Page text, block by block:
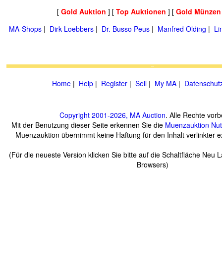
[ Gold Auktion ] [ Top Auktionen ] [ Gold
MA-Shops | Dirk Loebbers | Dr. Busso Peus | Manfred Olding |
Home | Help | Register | Sell | My MA |
Copyright 2001-2026, MA Auction. Alle Rechte
Mit der Benutzung dieser Seite erkennen Sie die Muenzauktion
Muenzauktion übernimmt keine Haftung für den Inhalt verlinkter
(Für die neueste Version klicken Sie bitte auf die Schaltfläche Neu
Browsers)